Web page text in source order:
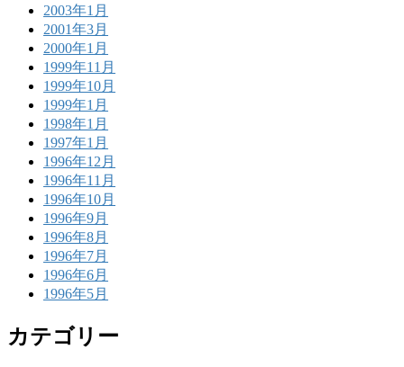
2003年1月
2001年3月
2000年1月
1999年11月
1999年10月
1999年1月
1998年1月
1997年1月
1996年12月
1996年11月
1996年10月
1996年9月
1996年8月
1996年7月
1996年6月
1996年5月
カテゴリー